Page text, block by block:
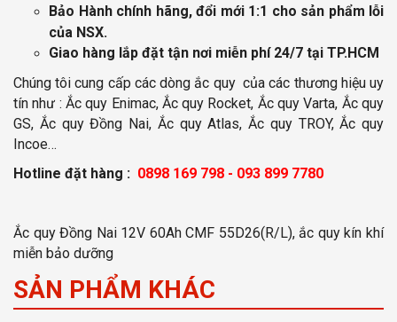
Bảo Hành chính hãng, đổi mới 1:1 cho sản phẩm lỗi
của NSX.
Giao hàng lắp đặt tận nơi miễn phí24/7 tại TP.HCM
Chúng tôi cung cấp các dòng ắc quy của các thương hiệu uy
tín như : Ắc quy Enimac, Ắc quy Rocket, Ắc quy Varta, Ắc quy
GS, Ắc quy Đồng Nai, Ắc quy Atlas, Ắc quy TROY, Ắc quy
Incoe…
Hotline đặt hàng : 0898 169 798 - 093 899 7780
Ắc quy Đồng Nai 12V 60Ah CMF 55D26(R/L), ắc quy kín khí
miễn bảo dưỡng
SẢN PHẨM KHÁC